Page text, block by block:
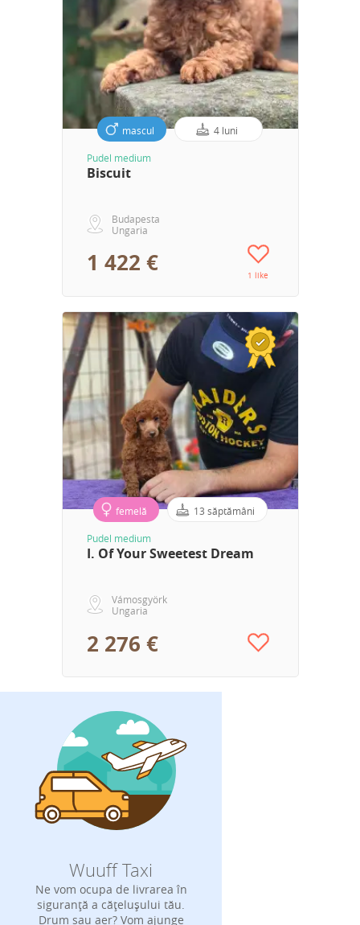
mascul 4 luni
Pudel medium
Biscuit
Budapesta
Ungaria
1 422 € 1 like
femelă 13 săptămâni
Pudel medium
I. Of Your Sweetest Dream
Vámosgyörk
Ungaria
2 276 €
Wuuff Taxi
Ne vom ocupa de livrarea în
siguranță a cățelușului tău.
Drum sau aer? Vom ajunge